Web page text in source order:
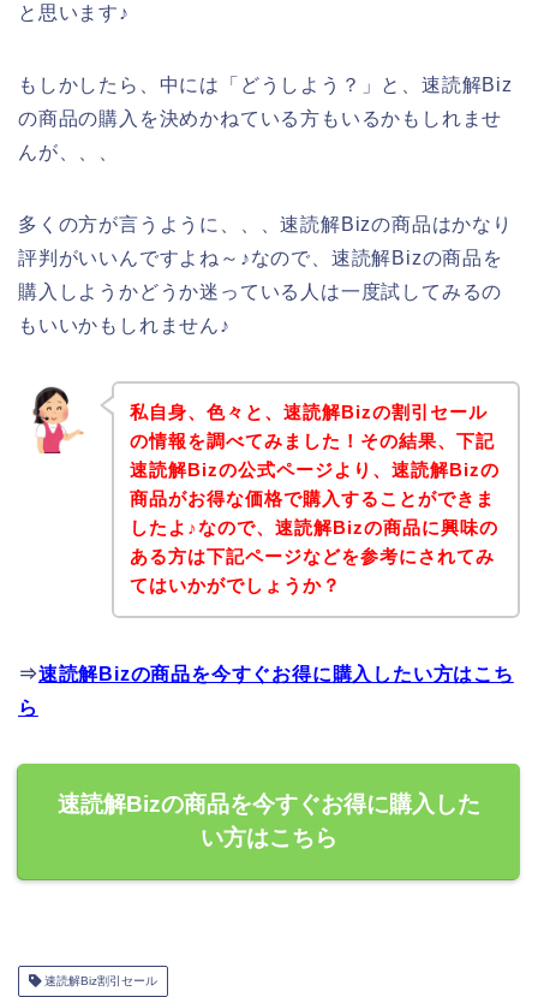
と思います♪
もしかしたら、中には「どうしよう？」と、速読解Biz
の商品の購入を決めかねている方もいるかもしれませ
んが、、、
多くの方が言うように、、、速読解Bizの商品はかなり
評判がいいんですよね～♪なので、速読解Bizの商品を
購入しようかどうか迷っている人は一度試してみるの
もいいかもしれません♪
私自身、色々と、速読解Bizの割引セール
の情報を調べてみました！その結果、下記
速読解Bizの公式ページより、速読解Bizの
商品がお得な価格で購入することができま
したよ♪なので、速読解Bizの商品に興味の
ある方は下記ページなどを参考にされてみ
てはいかがでしょうか？
⇒速読解Bizの商品を今すぐお得に購入したい方はこち
ら
速読解Bizの商品を今すぐお得に購入した
い方はこちら
速読解Biz割引セール